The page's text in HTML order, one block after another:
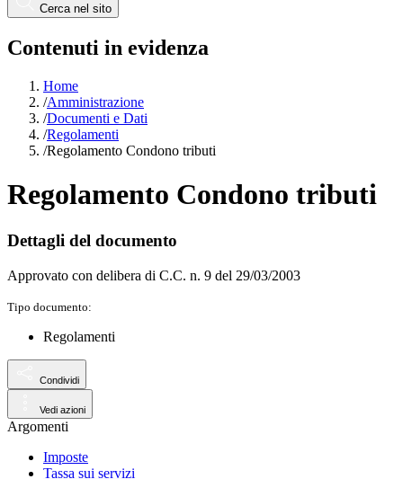
Cerca nel sito
Contenuti in evidenza
Home
/Amministrazione
/Documenti e Dati
/Regolamenti
/Regolamento Condono tributi
Regolamento Condono tributi
Dettagli del documento
Approvato con delibera di C.C. n. 9 del 29/03/2003
Tipo documento:
Regolamenti
Condividi
Vedi azioni
Argomenti
Imposte
Tassa sui servizi